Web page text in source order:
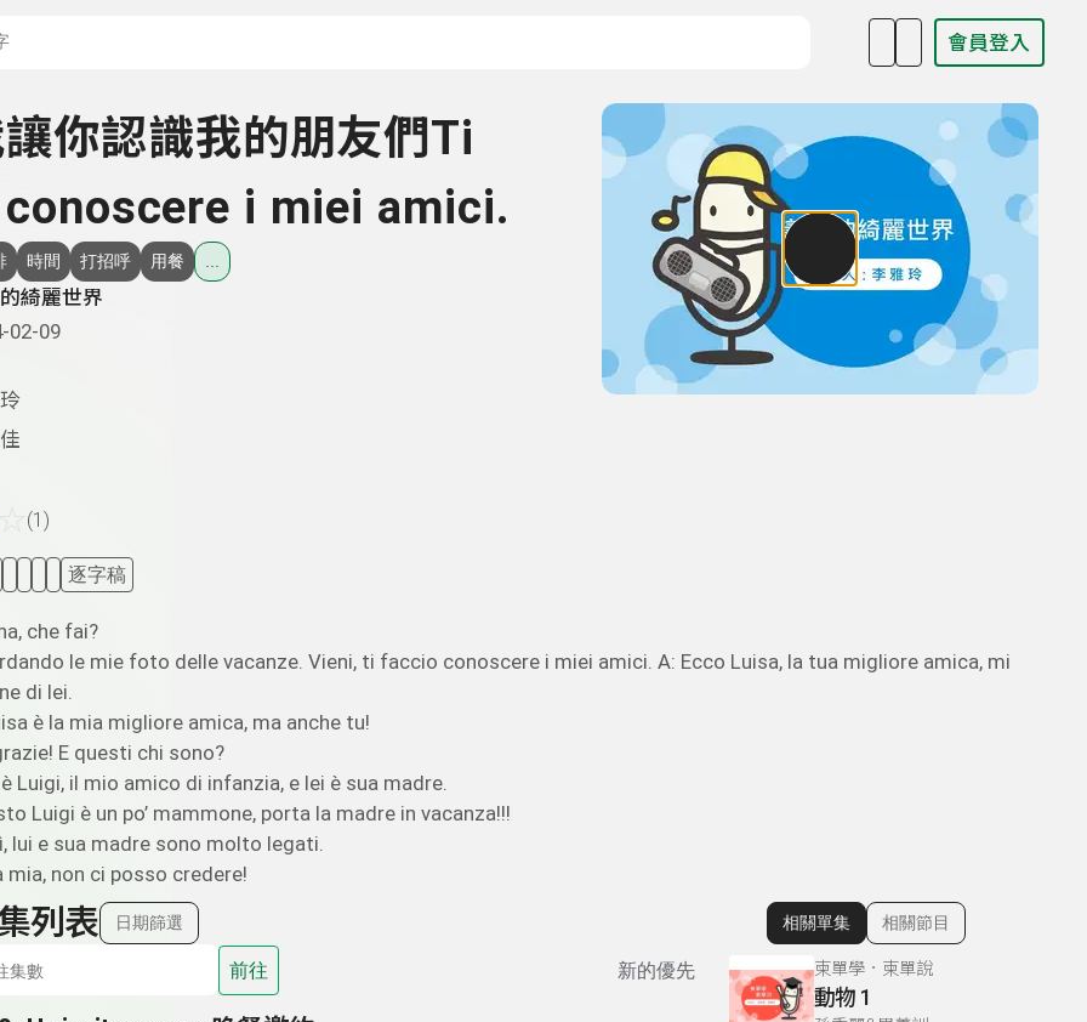
會員登入
你認識我的朋友們Ti
i miei amici.
時間 打招呼 用餐
綺麗世界
02-09
(1)
逐字稿
che fai?
le mie foto delle vacanze. Vieni, ti faccio conoscere i miei amici. A: Ecco Luisa, la tua migliore amica, mi
di lei.
è la mia migliore amica, ma anche tu!
E questi chi sono?
Luigi, il mio amico di infanzia, e lei è sua madre.
Luigi è un po’ mammone, porta la madre in vacanza!!!
lui e sua madre sono molto legati.
mia, non ci posso credere!
列表 日期篩選
前往 新的優先
顯示相關單集
相關單集 相關節目
柬單學．柬單說
動物 1